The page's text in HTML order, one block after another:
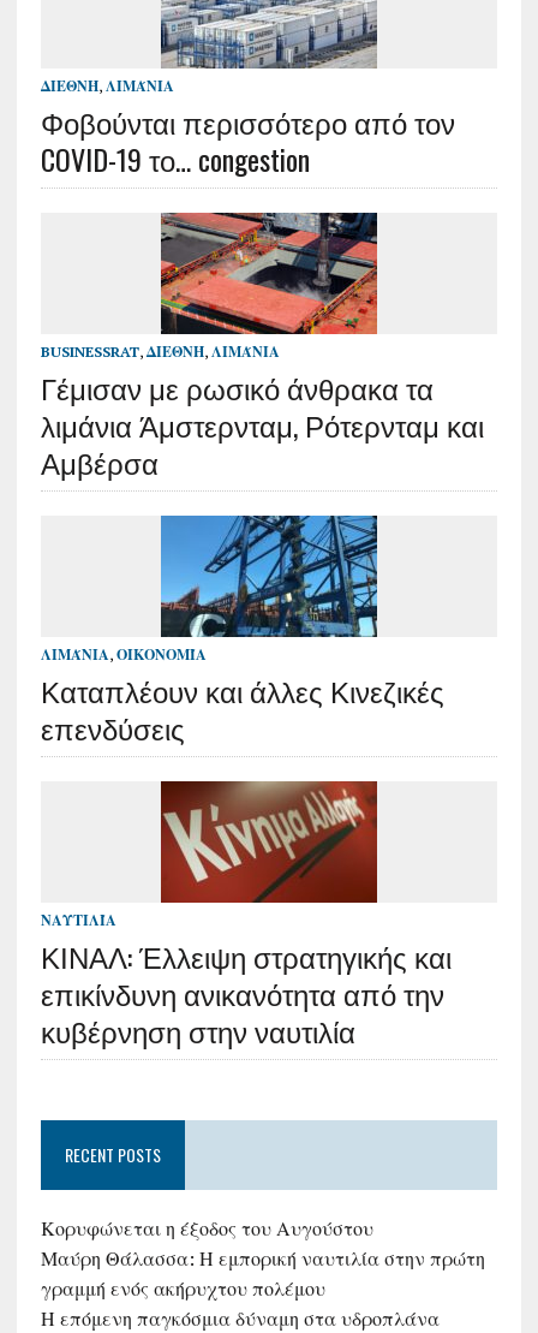
ΔΙΕΘΝΉ, ΛΙΜΆΝΙΑ
Φοβούνται περισσότερο από τον
COVID-19 το… congestion
BUSINESSRAT,ΔΙΕΘΝΉ, ΛΙΜΆΝΙΑ
Γέμισαν με ρωσικό άνθρακα τα
λιμάνια Άμστερνταμ, Ρότερνταμ και
Αμβέρσα
ΛΙΜΆΝΙΑ, ΟΙΚΟΝΟΜΊΑ
Καταπλέουν και άλλες Κινεζικές
επενδύσεις
ΝΑΥΤΙΛΊΑ
ΚΙΝΑΛ: Έλλειψη στρατηγικής και
επικίνδυνη ανικανότητα από την
κυβέρνηση στην ναυτιλία
RECENT POSTS
Κορυφώνεται η έξοδος του Αυγούστου
Μαύρη Θάλασσα: Η εμπορική ναυτιλία στην πρώτη
γραμμή ενός ακήρυχτου πολέμου
Η επόμενη παγκόσμια δύναμη στα υδροπλάνα